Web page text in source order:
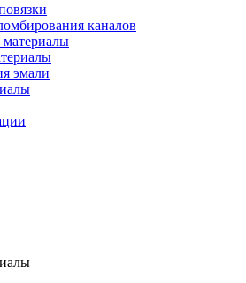
каналов
эмали